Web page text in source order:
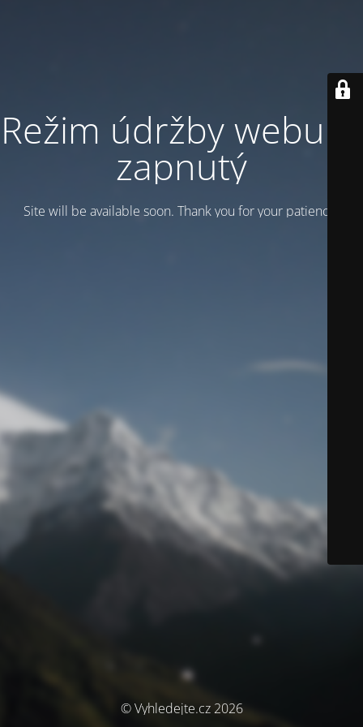
Režim údržby webu je
zapnutý
Site will be available soon. Thank you for your patience!
© Vyhledejte.cz 2026